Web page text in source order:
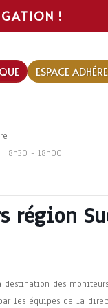
!
ESPACE
8h30 - 18h00
région
des
les équipes de la